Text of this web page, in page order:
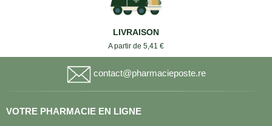
LIVRAISON
A partir de 5,41 €
contact@pharmacieposte.re
VOTRE PHARMACIE EN LIGNE